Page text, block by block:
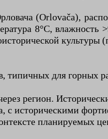
(Orlovača),
8°C, влажность
типичных для горных
регион.
историческими
планируемых